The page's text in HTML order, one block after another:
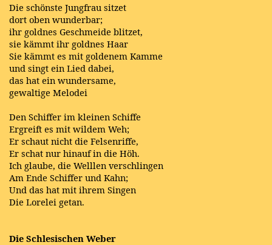
Die schönste Jungfrau sitzet
dort oben wunderbar;
ihr goldnes Geschmeide blitzet,
sie kämmt ihr goldnes Haar
Sie kämmt es mit goldenem Kamme
und singt ein Lied dabei,
das hat ein wundersame,
gewaltige Melodei
Den Schiffer im kleinen Schiffe
Ergreift es mit wildem Weh;
Er schaut nicht die Felsenriffe,
Er schat nur hinauf in die Höh.
Ich glaube, die Welllen verschlingen
Am Ende Schiffer und Kahn;
Und das hat mit ihrem Singen
Die Lorelei getan.
Die Schlesischen Weber